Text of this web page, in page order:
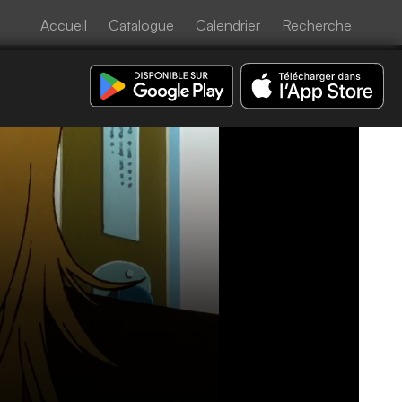
Accueil Catalogue Calendrier Recherche